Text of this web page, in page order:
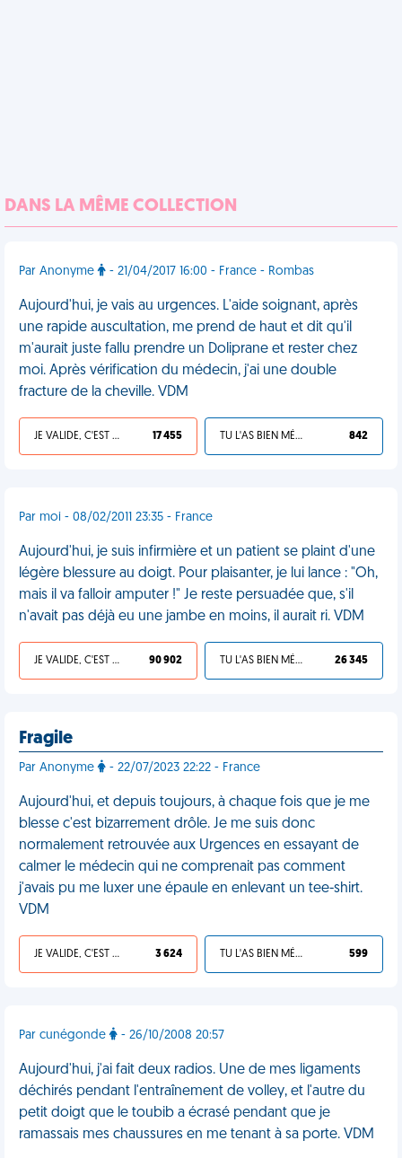
DANS LA MÊME COLLECTION
Par Anonyme - 21/04/2017 16:00 - France - Rombas
Aujourd'hui, je vais au urgences. L'aide soignant, après
une rapide auscultation, me prend de haut et dit qu'il
m'aurait juste fallu prendre un Doliprane et rester chez
moi. Après vérification du médecin, j'ai une double
fracture de la cheville. VDM
JE VALIDE, C'EST UNE VDM 17 455 TU L'AS BIEN MÉRITÉ 842
Par moi - 08/02/2011 23:35 - France
Aujourd'hui, je suis infirmière et un patient se plaint d'une
légère blessure au doigt. Pour plaisanter, je lui lance : "Oh,
mais il va falloir amputer !" Je reste persuadée que, s'il
n'avait pas déjà eu une jambe en moins, il aurait ri. VDM
JE VALIDE, C'EST UNE VDM 90 902 TU L'AS BIEN MÉRITÉ 26 345
Fragile
Par Anonyme - 22/07/2023 22:22 - France
Aujourd'hui, et depuis toujours, à chaque fois que je me
blesse c'est bizarrement drôle. Je me suis donc
normalement retrouvée aux Urgences en essayant de
calmer le médecin qui ne comprenait pas comment
j'avais pu me luxer une épaule en enlevant un tee-shirt.
VDM
JE VALIDE, C'EST UNE VDM 3 624 TU L'AS BIEN MÉRITÉ 599
Par cunégonde - 26/10/2008 20:57
Aujourd'hui, j'ai fait deux radios. Une de mes ligaments
déchirés pendant l'entraînement de volley, et l'autre du
petit doigt que le toubib a écrasé pendant que je
ramassais mes chaussures en me tenant à sa porte. VDM